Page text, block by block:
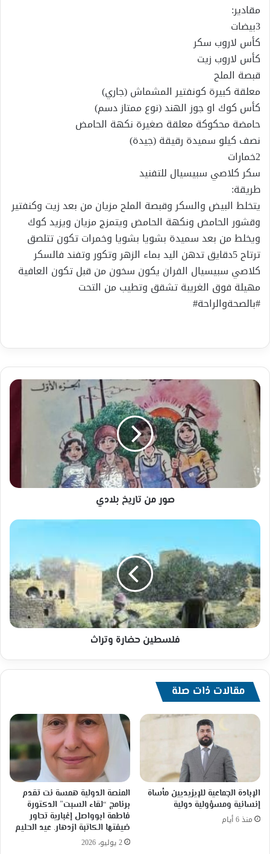
مقادير:
3بيضات
كأس لاروب سكر
كأس لاروب زيت
قبصة الملح
معلقة كبيرة كونفتير المشماش (جاري)
كأس كوك او جوز الهند (نوع ممتاز دسم)
حامضة محكوكة معلقة صغيرة نكهة الحامض
نصف كيلو سميدة رقيقة (جيدة)
2خمارات
سكر كلاصي سبيسيال للتفنيد
طريقة:
يتخلط البيض والسكر وقبصة الملح مزيان من بعد زيت وكنفتير
وقشور الحامض ونكهة الحامض ويتمزج مزيان ويزيد كوك
ويخلط من بعد سميدة بشويا بشويا وخمرات تكون تتلصق
ترتاح 5دقايق تدهن اليد بماء الزهر وتكور وتفند فالسكر
كلاصي سبيسيال الفران يكون سخون من قبل تكون العافية
مهيلة فوق الغريبة تشقق وتطيب من التحت
#بالصحةوالراحة#
صور
من
تاريخ
بلادي
صور من تاريخ بلادي
فلسطين
وتراث
فلسطين حضارة وتراث
مقالات ذات صلة
الإبادة الجماعية للإيزيديين مأساة
إنسانية ومسؤولية دولية
منذ 6 أيام
المنصة الدولية همسة نت تقدم
برنامج “لقاء السبت” الدكتورة
فاطمة ابوواصل إغبارية تحاور
ضيفتها الكاتبة ازدهار. عيد الحليم
2 يوليو، 2026